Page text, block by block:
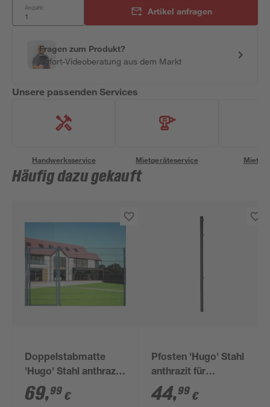
Anzahl: Artikel anfragen
Fragen zum Produkt?
Sofort-Videoberatung aus dem Markt
Unsere passenden Services
Handwerksservice Mietgeräteservice
Häufig dazu gekauft
Doppelstabmatte
'Hugo' Stahl anthrazit
200 x 180 cm
69,99 €
Pfosten 'Hugo' Stahl
anthrazit für
Doppelstabmatten 4
x 4 x 240 cm
44,99 €